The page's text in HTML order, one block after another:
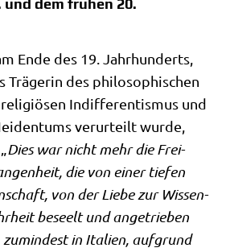
und dem frühen 20.
Ende des 19. Jahr­hun­derts,
Trä­ge­rin des phi­lo­so­phi­schen
Indif­fe­ren­tis­mus und
ver­ur­teilt wur­de,
Dies war nicht mehr die Frei­
die von einer tie­fen
von der Lie­be zur Wis­sen­
beseelt und ange­trie­ben
zumin­dest in Ita­li­en, auf­grund